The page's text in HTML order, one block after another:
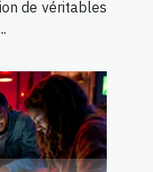
de véritables